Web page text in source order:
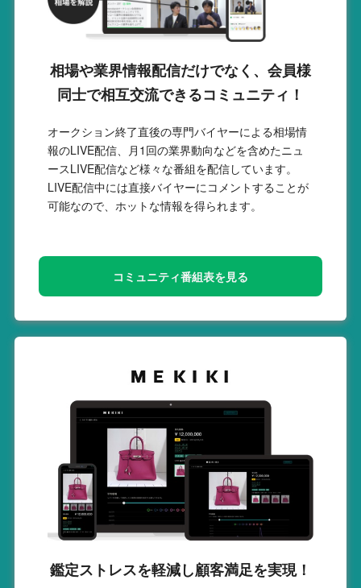
相場や業界情報配信だけでなく、会員様
同士で相互交流できるコミュニティ！
オークション終了直後の専門バイヤーによる相場情
報のLIVE配信、月1回の業界動向などを含めたニュ
ースLIVE配信など様々な番組を配信しています。
LIVE配信中には直接バイヤーにコメントすることが
可能なので、ホットな情報を得られます。
コミュニティ番組表を見る
鑑定ストレスを軽減し顧客満足を実現！